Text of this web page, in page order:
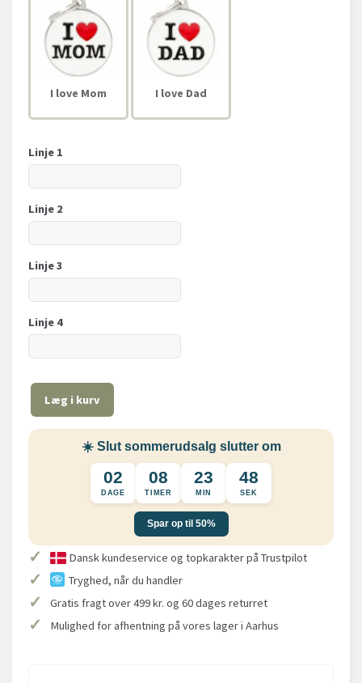
I love Mom I love Dad
Linje 1
Linje 2
Linje 3
Linje 4
Læg i kurv
☀️ Slut sommerudsalg slutter om
02
DAGE
08
TIMER
23
MIN
48
SEK
Spar op til 50%
✓ Dansk kundeservice og topkarakter på Trustpilot
✓ Tryghed, når du handler
✓ Gratis fragt over 499 kr. og 60 dages returret
✓ Mulighed for afhentning på vores lager i Aarhus